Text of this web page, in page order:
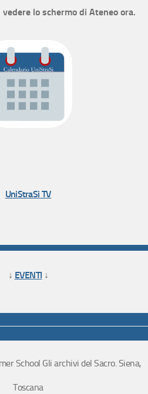
vedere lo schermo di Ateneo ora.
UniStraSi TV
↓ EVENTI ↓
School Gli archivi del Sacro. Siena,
Toscana